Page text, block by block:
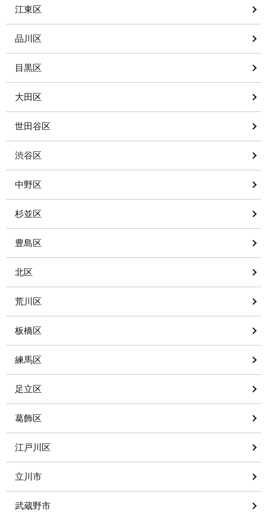
江東区
品川区
目黒区
大田区
世田谷区
渋谷区
中野区
杉並区
豊島区
北区
荒川区
板橋区
練馬区
足立区
葛飾区
江戸川区
立川市
武蔵野市